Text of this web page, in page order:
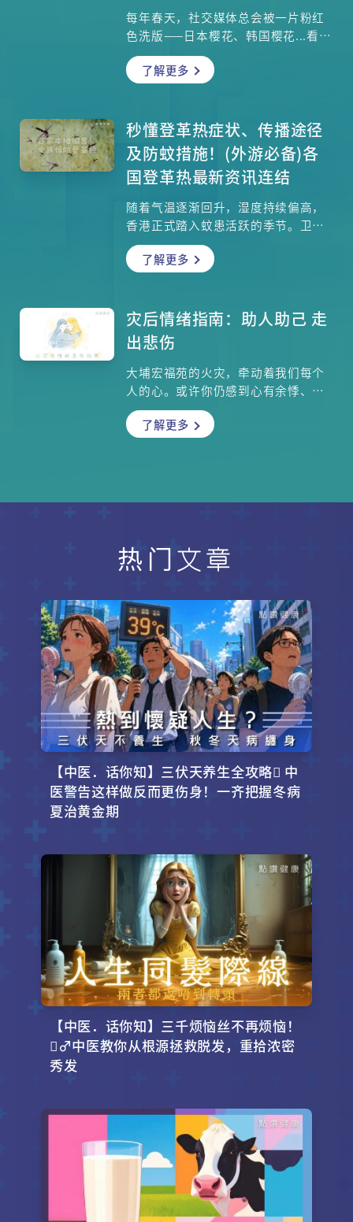
每年春天，社交媒体总会被一片粉红
色洗版——日本樱花、韩国樱花...看得
心痒痒，却又没假没钱飞出去？好消
息是，其实香港也有属于自己的粉红
园遍布港九新界，四时花木不绝，从
粉嫩的樱花到梦幻的紫花风铃木，统
统都可以在香港找到。带着孩子，无
需舟车劳顿，轻轻松松搭乘地铁或巴
士，就可以投身花海，绝对是亲子周
末好去处首选！本文为你整合2026年
最新赏花情报，从花期、地点到亲子
玩乐亮点，一文尽览，快点计划你的
春日赏花之旅吧！
了解更多
秒懂登革热症状、传播途径
及防蚊措施！(外游必备)各
国登革热最新资讯连结
随着气温逐渐回升，湿度持续偏高，
香港正式踏入蚊患活跃的季节。卫生
署卫生防护中心正调查本港今年首宗
本地登革热个案，并联同多个政府部
防蚊方法，以预防感染。
了解更多
灾后情绪指南：助人助己 走
出悲伤
大埔宏福苑的火灾，牵动着我们每个
人的心。或许你仍感到心有余悸、焦
虑不安，甚至在这几日难以安眠。请
记得，你不是独自一人。我们关心你
同走过这段艰难的时期。
了解更多
热门文章
【中医．话你知】三伏天养生全攻略 中
医警告这样做反而更伤身！一齐把握冬病
夏治黄金期
【中医．话你知】三千烦恼丝不再烦恼！
‍♂️中医教你从根源拯救脱发，重拾浓密
秀发